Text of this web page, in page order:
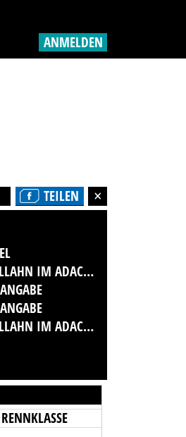
ANMELDEN
TEILEN
MC VELLAHN IM ADAC E.V.
MC VELLAHN IM ADAC E.V.
RENNKLASSE